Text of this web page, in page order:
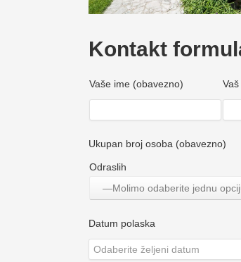
Kontakt
Vaše ime (obavezno)
Ukupan broj osoba (obavezno)
Odraslih
—Molimo odaberite jednu
Datum polaska